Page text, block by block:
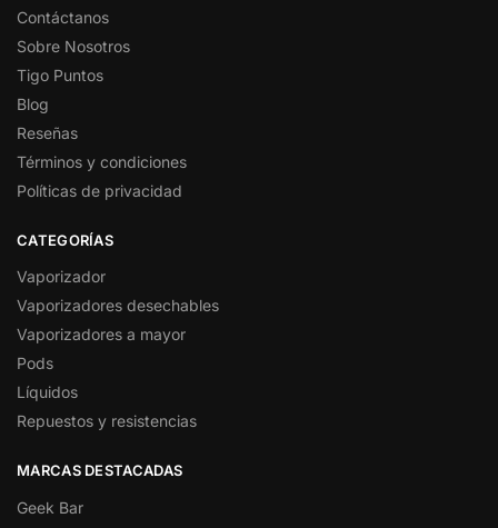
Contáctanos
Sobre Nosotros
Tigo Puntos
Blog
Reseñas
Términos y condiciones
Políticas de privacidad
CATEGORÍAS
Vaporizador
Vaporizadores desechables
Vaporizadores a mayor
Pods
Líquidos
Repuestos y resistencias
MARCAS DESTACADAS
Geek Bar